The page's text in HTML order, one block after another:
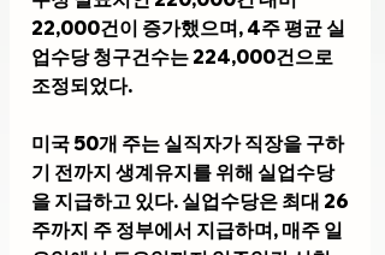
22,000건이 증가했으며, 4주 평균 실
업수당 청구건수는 224,000건으로
조정되었다.
미국 50개 주는 실직자가 직장을 구하
기 전까지 생계유지를 위해 실업수당
을 지급하고 있다. 실업수당은 최대 26
주까지 주 정부에서 지급하며, 매주 일